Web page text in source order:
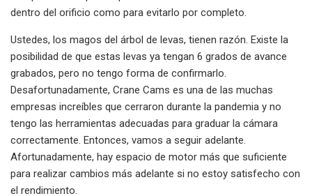
dentro del orificio como para evitarlo por completo.
Ustedes, los magos del árbol de levas, tienen razón. Existe la
posibilidad de que estas levas ya tengan 6 grados de avance
grabados, pero no tengo forma de confirmarlo.
Desafortunadamente, Crane Cams es una de las muchas
empresas increíbles que cerraron durante la pandemia y no
tengo las herramientas adecuadas para graduar la cámara
correctamente. Entonces, vamos a seguir adelante.
Afortunadamente, hay espacio de motor más que suficiente
para realizar cambios más adelante si no estoy satisfecho con
el rendimiento.